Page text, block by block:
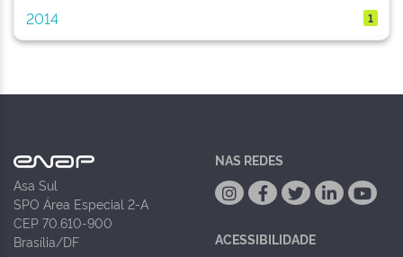
2014
1
Asa Sul
SPO Área Especial 2-A
CEP 70.610-900
Brasília/DF
NAS REDES
ACESSIBILIDADE